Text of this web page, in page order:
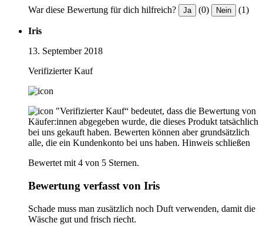
War diese Bewertung für dich hilfreich? Ja (0) Nein (1)
Iris
13. September 2018
Verifizierter Kauf
"Verifizierter Kauf“ bedeutet, dass die Bewertung von
Käufer:innen abgegeben wurde, die dieses Produkt tatsächlich
bei uns gekauft haben. Bewerten können aber grundsätzlich
alle, die ein Kundenkonto bei uns haben. Hinweis schließen
Bewertet mit 4 von 5 Sternen.
Bewertung verfasst von Iris
Schade muss man zusätzlich noch Duft verwenden, damit die
Wäsche gut und frisch riecht.